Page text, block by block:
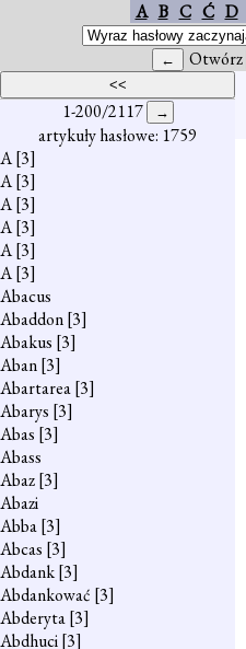
A B C Ć D
Otwórz
1-200/2117
artykuły hasłowe: 1759
A[3]
A[3]
A[3]
A[3]
A[3]
A[3]
Abacus
Abaddon[3]
Abakus [3]
Aban[3]
Abartarea[3]
Abarys [3]
Abas [3]
Abass
Abaz[3]
Abazi
Abba[3]
Abcas [3]
Abdank[3]
Abdankować [3]
Abderyta[3]
Abdhuci[3]